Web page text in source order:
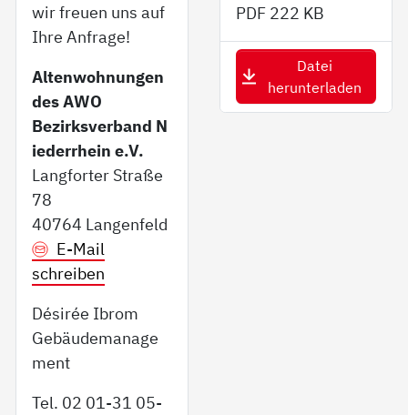
wir freuen uns auf
Ihre Anfrage!
Altenwohnungen
des AWO
Bezirksverband N
iederrhein e.V.
Langforter Straße
78
40764 Langenfeld
E-Mail
schreiben
Désirée Ibrom
Gebäudemanage
ment
Tel. 02 01-31 05-
PDF 222 KB
Datei
herunterladen